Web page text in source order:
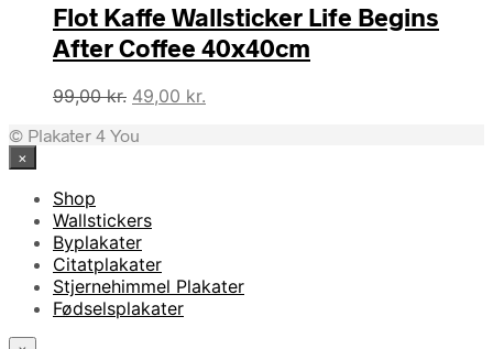
Flot Kaffe Wallsticker Life Begins
After Coffee 40x40cm
99,00kr. Den
pris
49,00 kr.
© Plakater 4 You
×
Shop
Wallstickers
Byplakater
Citatplakater
Stjernehimmel Plakater
Fødselsplakater